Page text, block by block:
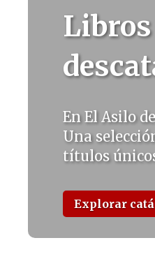
En El Asilo
Una
títulos
Explorar